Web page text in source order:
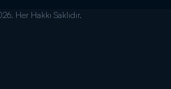
Her Hakkı Saklıdır.